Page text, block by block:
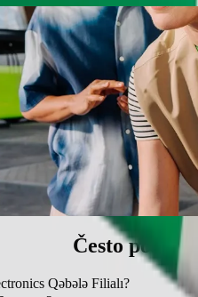
do İrşad
ljubimcima.
osobama u invalidskim
uz Bolt.
Često
Qəbələ Filialı?